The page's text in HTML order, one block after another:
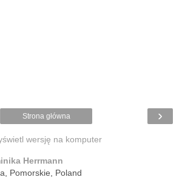
›
Strona główna
wersję na komputer
Herrmann
Pomorskie, Poland